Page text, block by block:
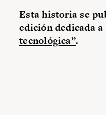
Esta historia se
edición dedicada a
tecnológica”.